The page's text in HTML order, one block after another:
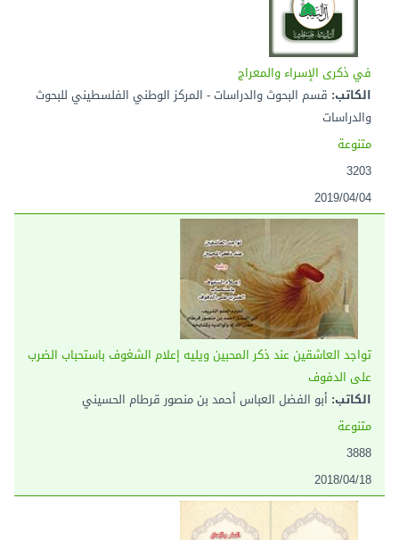
في ذكرى الإسراء والمعراج
الكاتب: قسم البحوث والدراسات - المركز الوطني الفلسطيني للبحوث
والدراسات
متنوعة
3203
2019/04/04
تواجد العاشقين عند ذكر المحبين ويليه إعلام الشغوف باستحباب الضرب
على الدفوف
الكاتب: أبو الفضل العباس أحمد بن منصور قرطام الحسيني
متنوعة
3888
2018/04/18